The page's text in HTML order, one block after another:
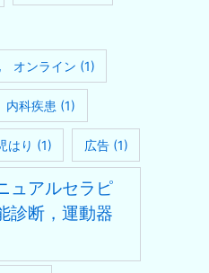
ンライン (1)
内科疾患 (1)
はり (1) 広告(1)
ュアルセラピ
診断，運動器